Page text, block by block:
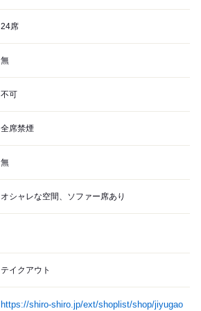
24席
無
不可
全席禁煙
無
オシャレな空間、ソファー席あり
テイクアウト
https://shiro-shiro.jp/ext/shoplist/shop/jiyugao